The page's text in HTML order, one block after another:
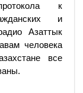
к
и
Азаттык
человека
все